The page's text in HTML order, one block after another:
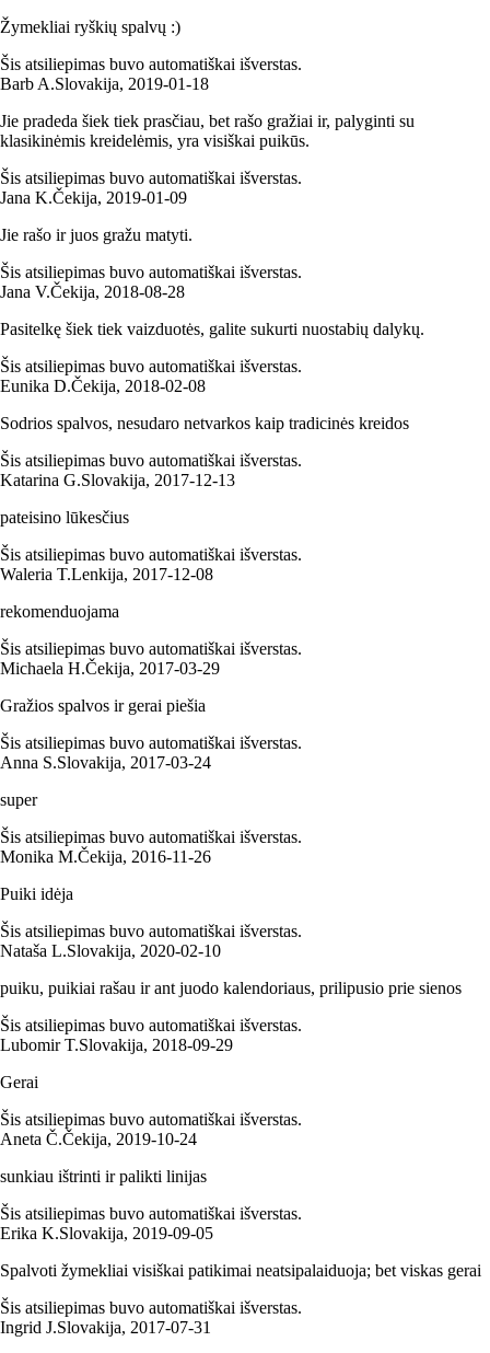
Žymekliai ryškių spalvų :)
Šis atsiliepimas buvo automatiškai išverstas.
Barb A.Slovakija, 2019‑01‑18
Jie pradeda šiek tiek prasčiau, bet rašo gražiai ir, palyginti su
klasikinėmis kreidelėmis, yra visiškai puikūs.
Šis atsiliepimas buvo automatiškai išverstas.
Jana K.Čekija, 2019‑01‑09
Jie rašo ir juos gražu matyti.
Šis atsiliepimas buvo automatiškai išverstas.
Jana V.Čekija, 2018‑08‑28
Pasitelkę šiek tiek vaizduotės, galite sukurti nuostabių dalykų.
Šis atsiliepimas buvo automatiškai išverstas.
Eunika D.Čekija, 2018‑02‑08
Sodrios spalvos, nesudaro netvarkos kaip tradicinės kreidos
Šis atsiliepimas buvo automatiškai išverstas.
Katarina G.Slovakija, 2017‑12‑13
pateisino lūkesčius
Šis atsiliepimas buvo automatiškai išverstas.
Waleria T.Lenkija, 2017‑12‑08
rekomenduojama
Šis atsiliepimas buvo automatiškai išverstas.
Michaela H.Čekija, 2017‑03‑29
Gražios spalvos ir gerai piešia
Šis atsiliepimas buvo automatiškai išverstas.
Anna S.Slovakija, 2017‑03‑24
super
Šis atsiliepimas buvo automatiškai išverstas.
Monika M.Čekija, 2016‑11‑26
Puiki idėja
Šis atsiliepimas buvo automatiškai išverstas.
Nataša L.Slovakija, 2020‑02‑10
puiku, puikiai rašau ir ant juodo kalendoriaus, prilipusio prie sienos
Šis atsiliepimas buvo automatiškai išverstas.
Lubomir T.Slovakija, 2018‑09‑29
Gerai
Šis atsiliepimas buvo automatiškai išverstas.
Aneta Č.Čekija, 2019‑10‑24
sunkiau ištrinti ir palikti linijas
Šis atsiliepimas buvo automatiškai išverstas.
Erika K.Slovakija, 2019‑09‑05
Spalvoti žymekliai visiškai patikimai neatsipalaiduoja; bet viskas gerai
Šis atsiliepimas buvo automatiškai išverstas.
Ingrid J.Slovakija, 2017‑07‑31